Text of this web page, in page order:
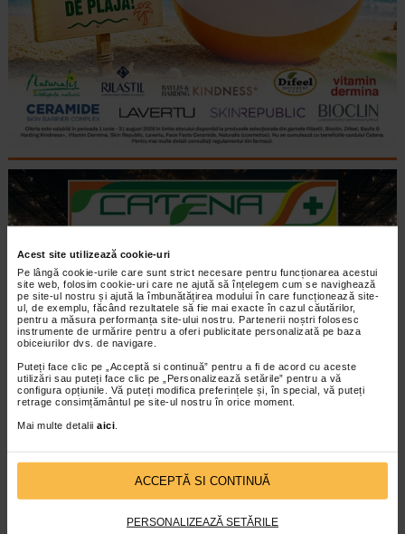
Acest site utilizează cookie-uri
Pe lângă cookie-urile care sunt strict necesare pentru funcționarea acestui
site web, folosim cookie-uri care ne ajută să înțelegem cum se navighează
pe site-ul nostru și ajută la îmbunătățirea modului în care funcționează site-
ul, de exemplu, făcând rezultatele să fie mai exacte în cazul căutărilor,
pentru a măsura performanța site-ului nostru. Partenerii noștri folosesc
instrumente de urmărire pentru a oferi publicitate personalizată pe baza
obiceiurilor dvs. de navigare.
Puteți face clic pe „Acceptă si continuă” pentru a fi de acord cu aceste
utilizări sau puteți face clic pe „Personalizează setările” pentru a vă
configura opțiunile. Vă puteți modifica preferințele și, în special, vă puteți
retrage consimțământul pe site-ul nostru în orice moment.
Mai multe detalii aici
ACCEPTĂ SI CONTINUĂ
PERSONALIZEAZĂ SETĂRILE